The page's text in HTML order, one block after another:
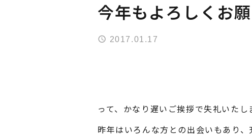
今年もよろしくお
2017.01.17
って、かなり遅いご挨拶で失礼いたし
昨年はいろんな方との出会いもあり、